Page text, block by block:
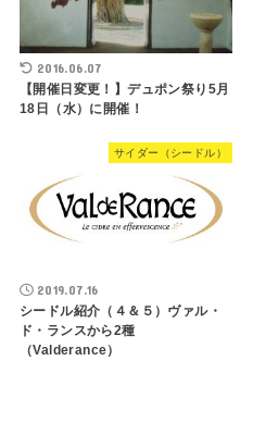
2016.06.07
【開催日変更！】デュポン祭り5月
18日（水）に開催！
サイダー（シードル）
2019.07.16
シードル紹介（４＆５）ヴァル・
ド・ランスから2種
（Valderance）